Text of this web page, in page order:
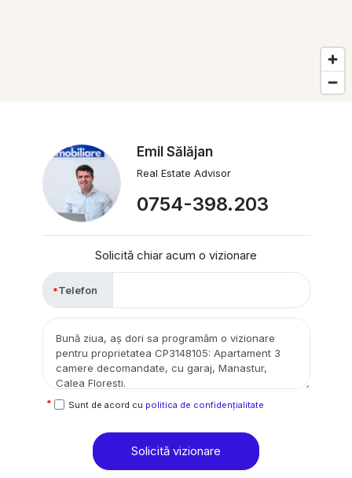
Emil Sălăjan
Real Estate Advisor
0754-398.203
Solicită chiar acum o vizionare
Telefon
Sunt de acord cu politica de confidențialitate
Solicită vizionare